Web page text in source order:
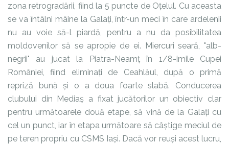
zona retrogradării, fiind la 5 puncte de Oțelul. Cu aceasta
se va întâlni mâine la Galați, într-un meci în care ardelenii
nu au voie să-l piardă, pentru a nu da posibilitatea
moldovenilor să se apropie de ei. Miercuri seară, "alb-
negrii" au jucat la Piatra-Neamț în 1/8-imile Cupei
României, fiind eliminați de Ceahlăul, după o primă
repriză bună și o a doua foarte slabă. Conducerea
clubului din Mediaş a fixat jucătorilor un obiectiv clar
pentru următoarele două etape, să vină de la Galați cu
cel un punct, iar în etapa următoare să câștige meciul de
pe teren propriu cu CSMS Iași. Dacă vor reuși acest lucru,